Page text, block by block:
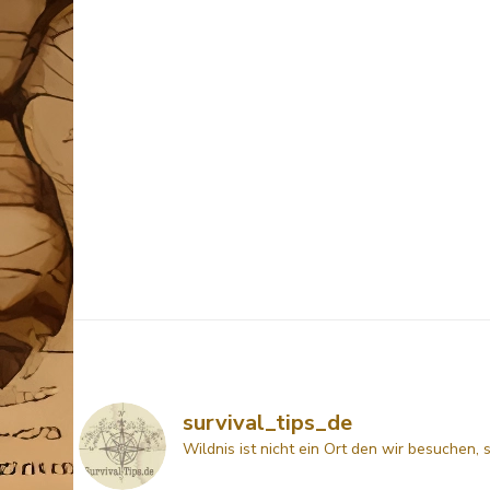
survival_tips_de
Wildnis ist nicht ein Ort den wir besuchen,